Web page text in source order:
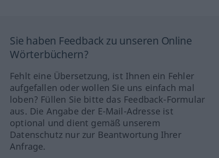
Sie haben Feedback zu unseren Online
Wörterbüchern?
Fehlt eine Übersetzung, ist Ihnen ein Fehler
aufgefallen oder wollen Sie uns einfach mal
loben? Füllen Sie bitte das Feedback-Formular
aus. Die Angabe der E-Mail-Adresse ist
optional und dient gemäß unserem
Datenschutz nur zur Beantwortung Ihrer
Anfrage.